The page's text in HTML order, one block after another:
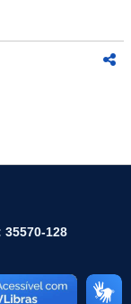
35570-128